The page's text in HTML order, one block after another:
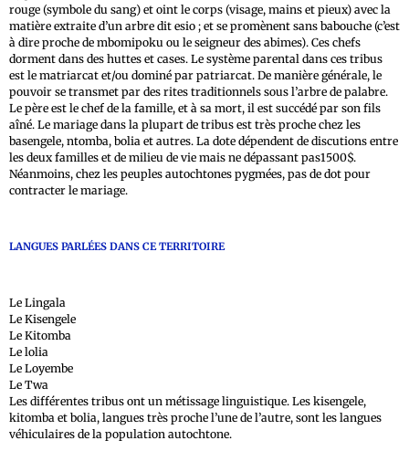
rouge (symbole du sang) et oint le corps (visage, mains et pieux) avec la
matière extraite d’un arbre dit esio ; et se promènent sans babouche (c’est
à dire proche de mbomipoku ou le seigneur des abimes). Ces chefs
dorment dans des huttes et cases. Le système parental dans ces tribus
est le matriarcat et/ou dominé par patriarcat. De manière générale, le
pouvoir se transmet par des rites traditionnels sous l’arbre de palabre.
Le père est le chef de la famille, et à sa mort, il est succédé par son fils
aîné. Le mariage dans la plupart de tribus est très proche chez les
basengele, ntomba, bolia et autres. La dote dépendent de discutions entre
les deux familles et de milieu de vie mais ne dépassant pas1500$.
Néanmoins, chez les peuples autochtones pygmées, pas de dot pour
contracter le mariage.
LANGUES PARLÉES DANS CE TERRITOIRE
Le Lingala
Le Kisengele
Le Kitomba
Le lolia
Le Loyembe
Le Twa
Les différentes tribus ont un métissage linguistique. Les kisengele,
kitomba et bolia, langues très proche l’une de l’autre, sont les langues
véhiculaires de la population autochtone.